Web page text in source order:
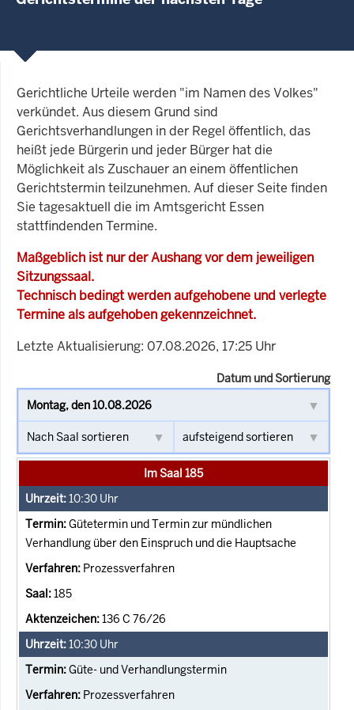
Gerichtliche Urteile werden "im Namen des Volkes"
verkündet. Aus diesem Grund sind
Gerichtsverhandlungen in der Regel öffentlich, das
heißt jede Bürgerin und jeder Bürger hat die
Möglichkeit als Zuschauer an einem öffentlichen
Gerichtstermin teilzunehmen. Auf dieser Seite finden
Sie tagesaktuell die im Amtsgericht Essen
stattfindenden Termine.
Maßgeblich ist nur der Aushang vor dem jeweiligen
Sitzungssaal.
Technisch bedingt werden aufgehobene und verlegte
Termine als aufgehoben gekennzeichnet.
Letzte Aktualisierung: 07.08.2026, 17:25 Uhr
Datum und Sortierung
Im Saal 185
10:30 Uhr
Gütetermin und Termin zur mündlichen
Verhandlung über den Einspruch und die Hauptsache
Prozessverfahren
185
136 C 76/26
10:30 Uhr
Güte- und Verhandlungstermin
Prozessverfahren